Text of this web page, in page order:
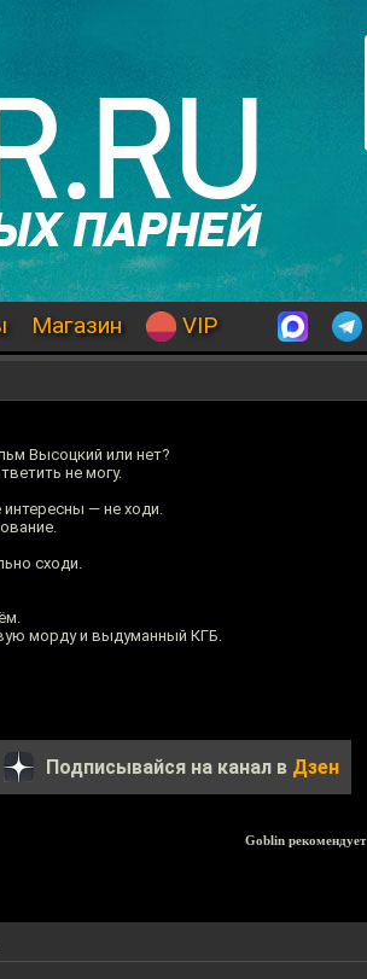
Магазин VIP
Высоцкий или нет?
не могу.
— не ходи.
сходи.
морду и выдуманный КГБ.
Подписывайся на канал в Дзен
Goblin рекомендует